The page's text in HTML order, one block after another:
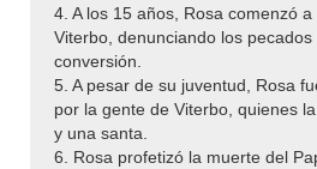
4. A los 15 años, Rosa comenzó
Viterbo, denunciando los
conversión.
5. A pesar de su juventud, Rosa
por la gente de Viterbo, quienes
y una santa.
6. Rosa profetizó la muerte del